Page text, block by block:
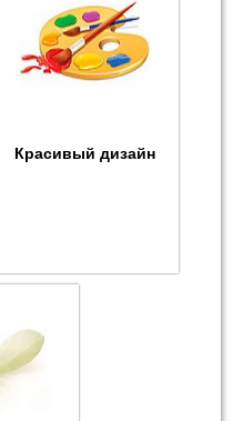
Красивый дизайн